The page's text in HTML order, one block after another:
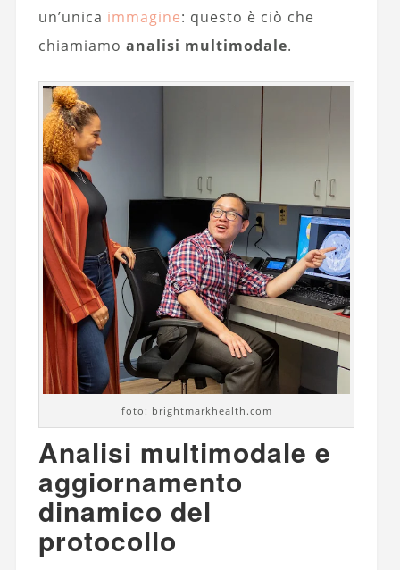
un’unica immagine: questo è ciò che
chiamiamo analisi multimodale.
foto: brightmarkhealth.com
Analisi multimodale e
aggiornamento
dinamico del
protocollo